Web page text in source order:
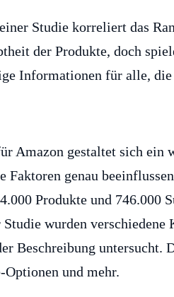
Studie korreliert das
der Produkte, doch
Informationen für alle,
Amazon gestaltet sich ein
Faktoren genau
Produkte und 746.000
Studie wurden
Beschreibung untersucht.
Optionen und mehr.